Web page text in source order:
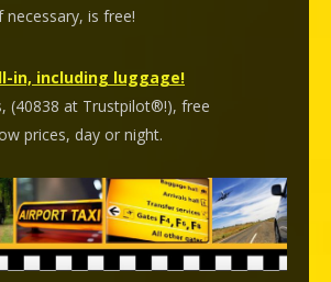
necessary, is free!
in, including luggage!
(40838 at Trustpilot®!), free
prices, day or night.